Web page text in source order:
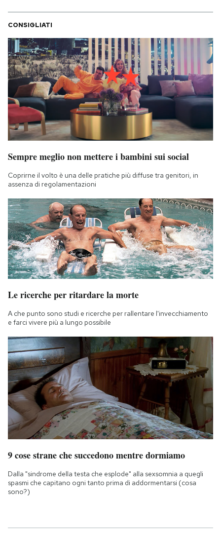
CONSIGLIATI
Sempre meglio non mettere i bambini sui social
Coprirne il volto è una delle pratiche più diffuse tra genitori, in
assenza di regolamentazioni
Le ricerche per ritardare la morte
A che punto sono studi e ricerche per rallentare l'invecchiamento
e farci vivere più a lungo possibile
9 cose strane che succedono mentre dormiamo
Dalla "sindrome della testa che esplode" alla sexsomnia a quegli
spasmi che capitano ogni tanto prima di addormentarsi (cosa
sono?)